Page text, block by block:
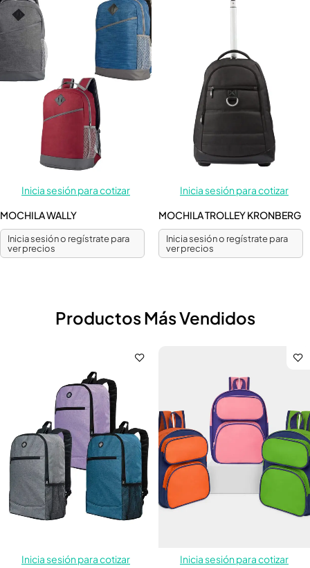
Inicia sesión para cotizar
MOCHILA WALLY
Inicia sesión o regístrate para
ver precios
Inicia sesión para cotizar
MOCHILA TROLLEY KRONBERG
Inicia sesión o regístrate para
ver precios
Productos Más Vendidos
Inicia sesión para cotizar
Inicia sesión para cotizar